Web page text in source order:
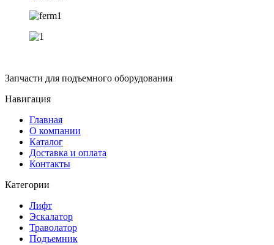
Запчасти для подъемного оборудования
Навигация
Главная
О компании
Каталог
Доставка и оплата
Контакты
Категории
Лифт
Эскалатор
Траволатор
Подъемник